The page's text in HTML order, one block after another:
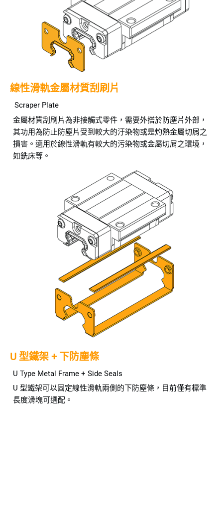
線性滑軌金屬材質刮刷片
Scraper Plate
金屬材質刮刷片為非接觸式零件，需要外搭於防塵片外部，
其功用為防止防塵片受到較大的汙染物或是灼熱金屬切屑之
損害。適用於線性滑軌有較大的污染物或金屬切屑之環境，
如銑床等。
U 型鐵架 + 下防塵條
U Type Metal Frame + Side Seals
U 型鐵架可以固定線性滑軌兩側的下防塵條，目前僅有標準
長度滑塊可選配。